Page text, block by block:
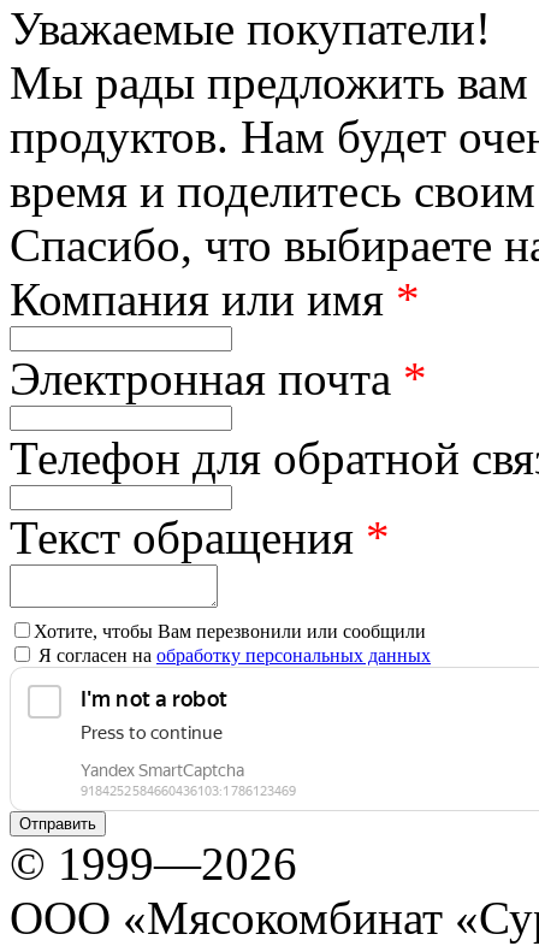
Уважаемые покупатели!
Мы рады предложить вам
продуктов. Нам будет
время и поделитесь
Спасибо, что выбираете
Компания или имя *
Электронная почта *
Телефон для обратной
Текст обращения *
Хотите, чтобы Вам перезвонили или сообщили
Я согласен на обработку персональных данных
© 1999—2026
ООО «Мясокомбинат